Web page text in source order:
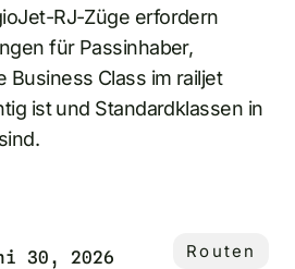
RJ-Züge erfordern
für Passinhaber,
Business Class im railjet
ist und Standardklassen in
30, 2026 Routen